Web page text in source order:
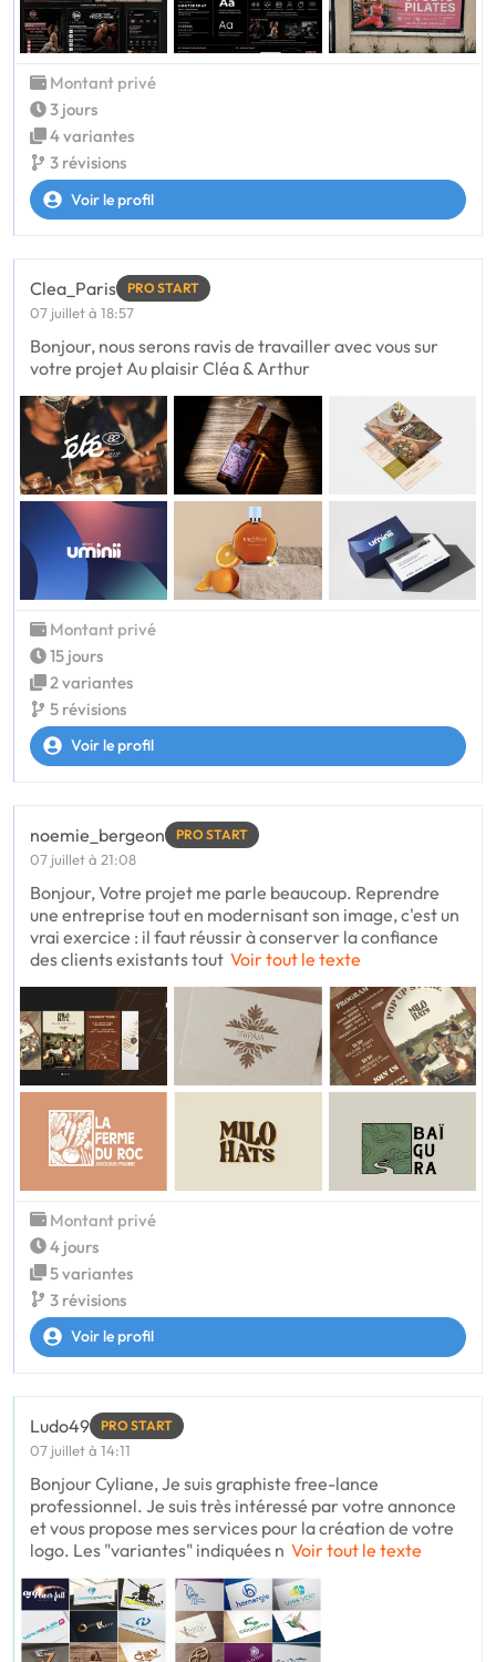
Montant privé
3 jours
4 variantes
3 révisions
Voir le profil
Clea_Paris PRO START
07 juillet à 18:57
Bonjour, nous serons ravis de travailler avec vous sur
votre projet Au plaisir Cléa & Arthur
Montant privé
15 jours
2 variantes
5 révisions
Voir le profil
noemie_bergeon PRO START
07 juillet à 21:08
Bonjour, Votre projet me parle beaucoup. Reprendre
une entreprise tout en modernisant son image, c'est un
vrai exercice : il faut réussir à conserver la confiance
des clients existants tout Voir tout le texte
Montant privé
4 jours
5 variantes
3 révisions
Voir le profil
Ludo49 PRO START
07 juillet à 14:11
Bonjour Cyliane, Je suis graphiste free-lance
professionnel. Je suis très intéressé par votre annonce
et vous propose mes services pour la création de votre
logo. Les "variantes" indiquées n Voir tout le texte